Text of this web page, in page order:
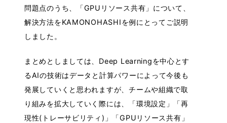
問題点のうち、「GPUリソース共有」について、
解決方法をKAMONOHASHIを例にとってご説明
しました。
まとめとしましては、Deep Learningを中心とす
るAIの技術はデータと計算パワーによって今後も
発展していくと思われますが、チームや組織で取
り組みを拡大していく際には、「環境設定」「再
現性(トレーサビリティ)」「GPUリソース共有」